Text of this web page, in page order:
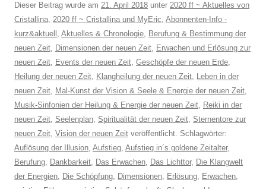
Dieser Beitrag wurde am 21. April 2018 unter 2020 ff ~ Aktuelles von
Cristallina, 2020 ff ~ Cristallina und MyEric, Abonnenten-Info -
kurz&aktuell , Aktuelles & Chronologie, Berufung & Bestimmung der
neuen Zeit, Dimensionen der neuen Zeit, Erwachen und Erlösung zur
neuen Zeit, Events der neuen Zeit, Geschöpfe der neuen Erde,
Heilung der neuen Zeit, Klangheilung der neuen Zeit, Leben in der
neuen Zeit, Mal-Kunst der Vision & Seele & Energie der neuen Zeit,
Musik-Sinfonien der Heilung & Energie der neuen Zeit, Reiki in der
neuen Zeit, Seelenplan, Spiritualität der neuen Zeit, Sternentore zur
neuen Zeit, Vision der neuen Zeit veröffentlicht. Schlagwörter:
Auflösung der Illusion, Aufstieg, Aufstieg in´s goldene Zeitalter,
Berufung, Dankbarkeit, Das Erwachen, Das Lichttor, Die Klangwelt
der Energien, Die Schöpfung, Dimensionen, Erlösung, Erwachen,